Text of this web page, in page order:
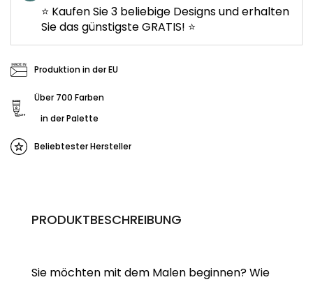
⭐ Kaufen Sie 3 beliebige Designs und erhalten
Sie das günstigste GRATIS! ⭐
Produktion in der EU
Über 700 Farben
in der Palette
Beliebtester Hersteller
PRODUKTBESCHREIBUNG
Sie möchten mit dem Malen beginnen? Wie